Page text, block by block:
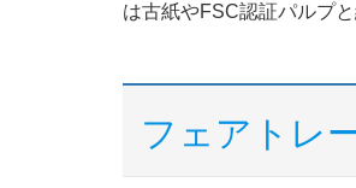
は古紙やFSC認証パルプ
フェアトレ